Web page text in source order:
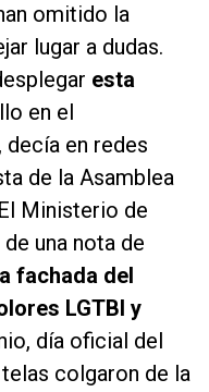
omitido la
lugar a dudas.
esta
en el
en redes
de la Asamblea
Ministerio de
una nota de
fachada del
LGTBI y
día oficial del
colgaron de la